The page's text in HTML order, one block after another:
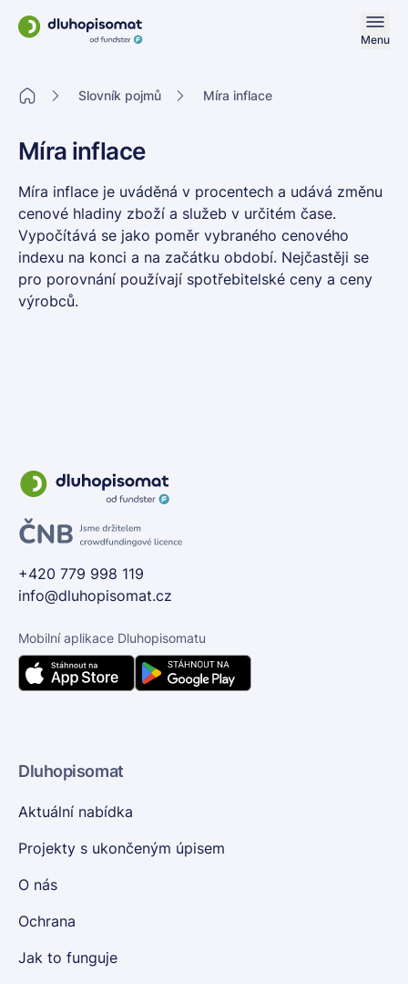
Menu
Slovník pojmů Míra inflace
Míra inflace
Míra inflace je uváděná v procentech a udává změnu
cenové hladiny zboží a služeb v určitém čase.
Vypočítává se jako poměr vybraného cenového
indexu na konci a na začátku období. Nejčastěji se
pro porovnání používají spotřebitelské ceny a ceny
výrobců.
+420 779 998 119
info@dluhopisomat.cz
Mobilní aplikace Dluhopisomatu
Dluhopisomat
Aktuální nabídka
Projekty s ukončeným úpisem
O nás
Ochrana
Jak to funguje